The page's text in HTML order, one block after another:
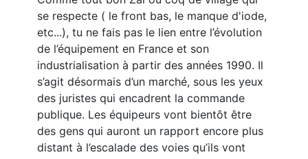
se respecte ( le front bas, le manque d'iode,
etc...), tu ne fais pas le lien entre l’évolution
de l’équipement en France et son
industrialisation à partir des années 1990. Il
s’agit désormais d’un marché, sous les yeux
des juristes qui encadrent la commande
publique. Les équipeurs vont bientôt être
des gens qui auront un rapport encore plus
distant à l’escalade des voies qu’ils vont